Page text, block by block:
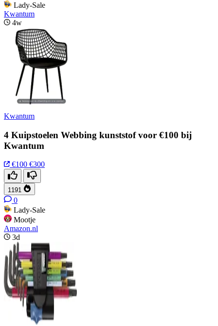
Lady-Sale
Kwantum
4w
Kwantum
4 Kuipstoelen Webbing kunststof voor €100 bij
Kwantum
€100 €300
1191
0
Lady-Sale
Mootje
Amazon.nl
3d